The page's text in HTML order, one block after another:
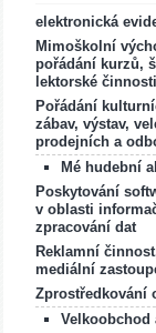
elektronická
Mimoškolní
pořádání kurzů,
lektorské činnosti
Pořádání
zábav, výstav,
prodejních a
Mé hudební
Poskytování
v oblasti
zpracování dat
Reklamní
mediální
Zprostředkování
Velkoobchod